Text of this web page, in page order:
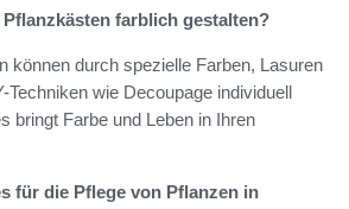
farblich gestalten?
können durch spezielle Farben, Lasuren
Techniken wie Decoupage individuell
bringt Farbe und Leben in Ihren
für die Pflege von Pflanzen in